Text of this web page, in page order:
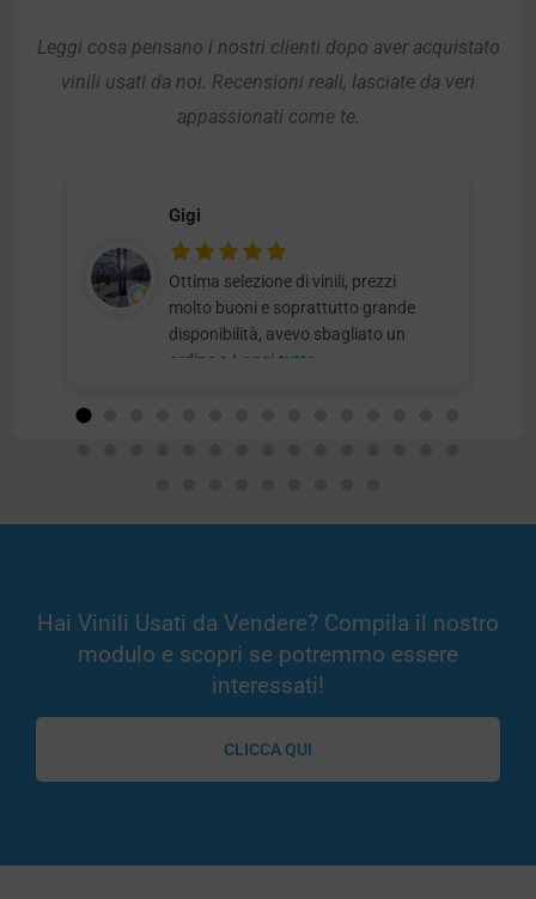
Leggi cosa pensano i nostri clienti dopo aver acquistato
vinili usati da noi. Recensioni reali, lasciate da veri
appassionati come te.
Gigi
Ottima selezione di vinili, prezzi
molto buoni e soprattutto grande
disponibilità, avevo sbagliato un
ordine e Leggi tutto
Hai Vinili Usati da Vendere? Compila il nostro
modulo e scopri se potremmo essere
interessati!
CLICCA QUI